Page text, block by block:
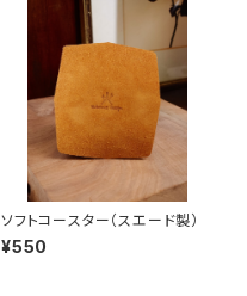
ソフトコースター（スエード製）
¥550